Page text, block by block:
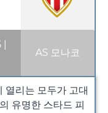
AS 모나코
열리는 모두가 고대
유명한 스타드 피